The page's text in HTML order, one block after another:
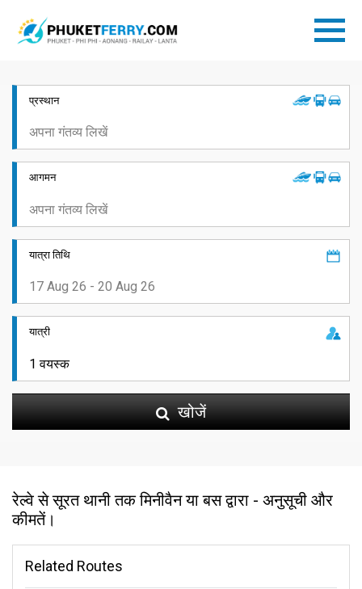
प्रस्थान
आगमन
यात्रा तिथि
यात्री
खोजें
रेल्वे से सूरत थानी तक मिनीवैन या बस द्वारा - अनुसूची और
कीमतें।
Related Routes